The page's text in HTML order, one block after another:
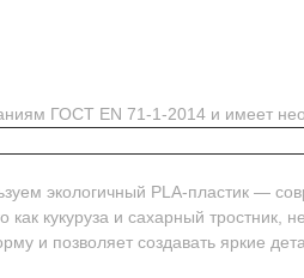
ГОСТ EN 71-1-2014 и имеет
экологичный PLA-пластик —
как кукуруза и сахарный
и позволяет создавать яркие